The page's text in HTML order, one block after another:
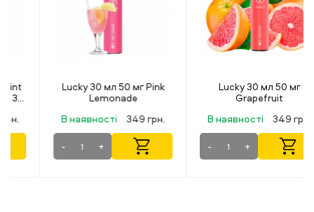
Lucky 30 мл 50 мг Pink
Lemonade
В наявності 349 грн.
Lucky 30 мл 50 мг
Grapefruit
В наявності 349 грн.